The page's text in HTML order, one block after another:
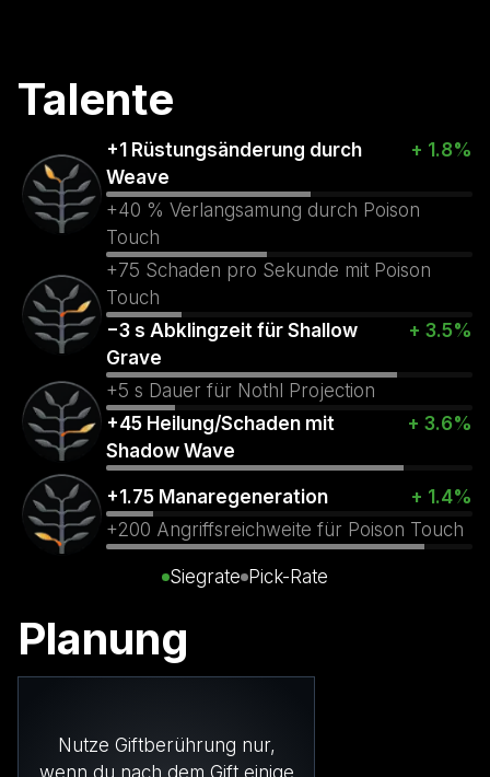
Talente
+1 Rüstungsänderung durch
Weave
+ 1.8%
+40 % Verlangsamung durch Poison
Touch
+75 Schaden pro Sekunde mit Poison
Touch
−3 s Abklingzeit für Shallow
Grave
+ 3.5%
+5 s Dauer für Nothl Projection
+45 Heilung/Schaden mit
Shadow Wave
+ 3.6%
+1.75 Manaregeneration
+ 1.4%
+200 Angriffsreichweite für Poison Touch
Siegrate Pick-Rate
Planung
Nutze Giftberührung nur,
wenn du nach dem Gift einige